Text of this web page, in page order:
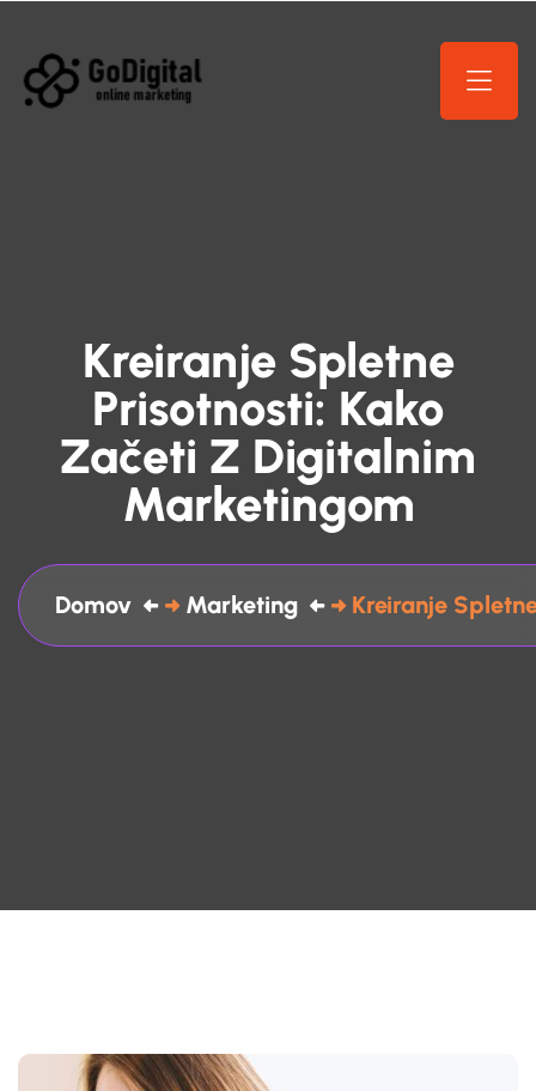
Kreiranje Spletne
Prisotnosti: Kako
Začeti Z Digitalnim
Marketingom
Domov Marketing Kreiranje